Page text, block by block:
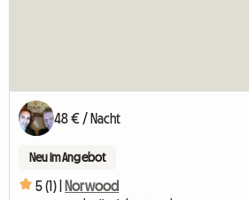
48 € / Nacht
Neu im Angebot
5 (1) | Norwood